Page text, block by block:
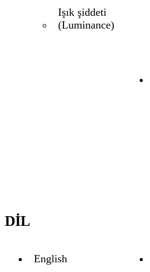
Işık şiddeti
(Luminance)
DIL
English